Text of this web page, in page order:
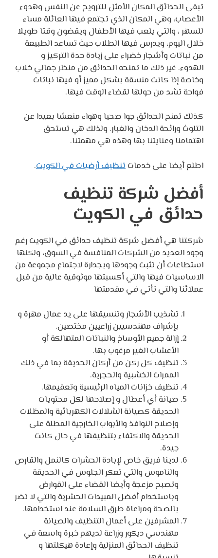
تبقى الحدائق المكان الأمثل للترويح عن النفس وهدوء
الأعصاب، وهي المكان الذي تجتمع فيها العائلة مساء
للسهر ، والتي يلعب فيها الأطفال ويقضون وقتا طويلا
خلال اليوم، ويدرس فيها الطلاب حيث تساعد الطبيعة
من نباتات وأشجار خضراء على زيادة حدة التركيز و
الهدوء. غير ذلك ما تمنحه الحدائق من منظر جمالي خلاب
وخاصة إذا كانت منسقة بشكل مميز أو فيها نباتات
فواحة تشد من حولها لقضاء الوقت فيها.
كذلك تمنح الحدائق جوا صحيا وهواء منعشا بعيدا عن
التلوث ورائحة الدخان والغبار. ولذلك هي تستحق
اهتمامنا وعنايتنا بها وهذه هي مهمتنا.
اطلع أيضا على خدماتتنظيف أرضيات في الكويت.
أفضل شركة تنظيف
حدائق في الكويت
شركتنا هي أفضل شركة تنظيف حدائق في الكويت رغم
وجود العديد من الشركات المنافسة في السوق، ولكنها
استطاعات أن تثبت وجودها وبجدارة لاجتماع مجموعة من
الاساسيات فيها والتي أكسبتها موثوقية عالية من قبل
عملائنا والتي تأتي في مقدمتها
تشذيب الأشجار وتنسيقها على يد عمال مهرة و
بإشراف مهندسيين زراعيين مختصين.
إزالة جميع الأوساخ والنباتات المتهالكة أو
الأعشاب الغير مرغوب بها.
تنظيف كل ركن من أركان الحديقة بما في ذلك
الممرات الخشبية والحجرية.
تنظيف خزانات المياه الرئيسية وتعقيمها.
صيانة أي أعطال و إصلاحها لكل محتويات
الحديقة كصيانة الشلالات الكهربائية والمظلات
وإصلاح النوافذ والأبواب الخارجية المطلة على
الحديقة والاكتفاء بتنظيفها في حال كانت
جيدة.
لدينا فريق خاص لإبادة الحشرات كالنمل والقارص
والناموس والتي تعكر الجلوس في الحديقة
وتصبح مزعجة وأيضا القضاء على القوارض
وباستخدام أفضل المبيدات الحشرية والتي لا تضر
بالصحة ومراعاة طرق السلامة عند استخدامها.
المشرفين على أعمال التنظيف والصيانة
مهندسي ديكور وزراعة لديهم خبرة واسعة في
تنظيف الحدائق المنزلية وإعادة هيكلتها و